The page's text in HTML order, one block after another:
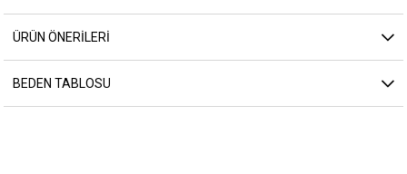
ÜRÜN ÖNERILERI
BEDEN TABLOSU